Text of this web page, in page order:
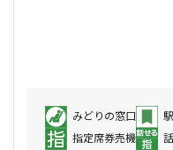
みどりの窓口
指定席券売機